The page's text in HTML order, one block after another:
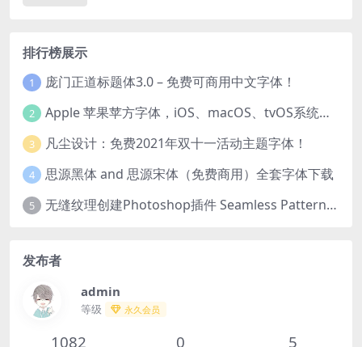
排行榜展示
1 庞门正道标题体3.0 – 免费可商用中文字体！
2 Apple 苹果苹方字体，iOS、macOS、tvOS系统默认字体
3 凡尘设计：免费2021年双十一活动主题字体！
4 思源黑体 and 思源宋体（免费商用）全套字体下载
5 无缝纹理创建Photoshop插件 Seamless Pattern Creation Kit
发布者
admin
等级 永久会员
1082 0 5